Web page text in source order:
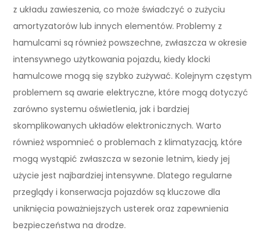
z układu zawieszenia, co może świadczyć o zużyciu
amortyzatorów lub innych elementów. Problemy z
hamulcami są również powszechne, zwłaszcza w okresie
intensywnego użytkowania pojazdu, kiedy klocki
hamulcowe mogą się szybko zużywać. Kolejnym częstym
problemem są awarie elektryczne, które mogą dotyczyć
zarówno systemu oświetlenia, jak i bardziej
skomplikowanych układów elektronicznych. Warto
również wspomnieć o problemach z klimatyzacją, które
mogą wystąpić zwłaszcza w sezonie letnim, kiedy jej
użycie jest najbardziej intensywne. Dlatego regularne
przeglądy i konserwacja pojazdów są kluczowe dla
uniknięcia poważniejszych usterek oraz zapewnienia
bezpieczeństwa na drodze.